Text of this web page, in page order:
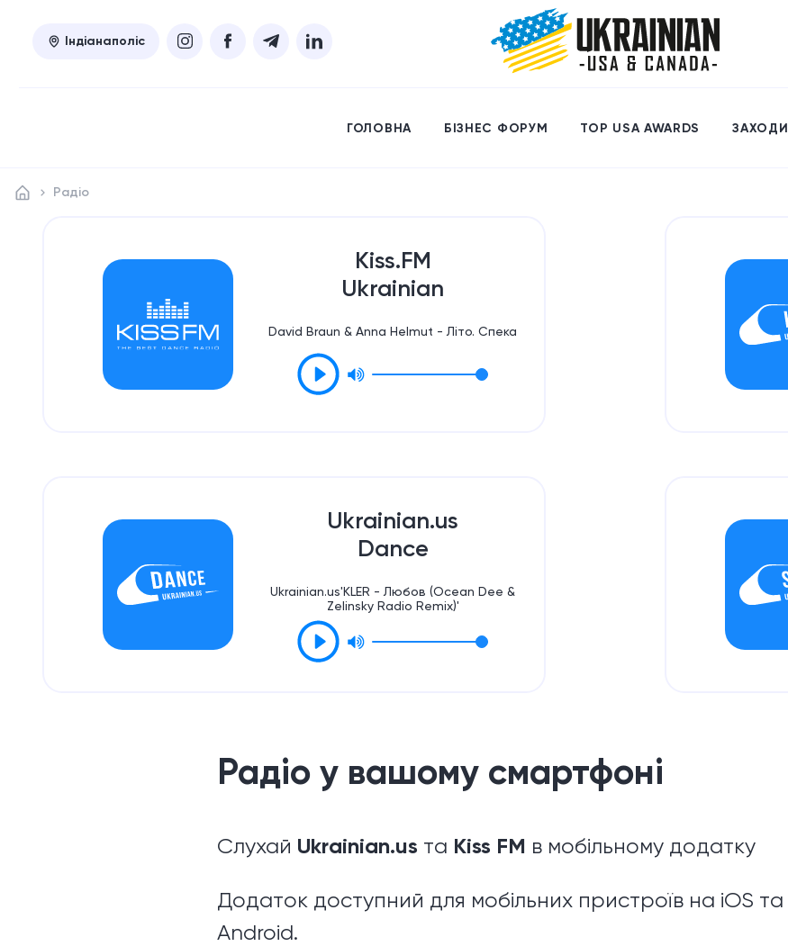
Індіанаполіс
ГОЛОВНА БІЗНЕС ФОРУМ TOP USA AWARDS ЗАХОДИ
Радіо
Kiss.FM
Ukrainian
David Braun & Anna Helmut - Літо. Спека
Ukrainian.us
Dance
Ukrainian.us'KLER - Любов (Ocean Dee &
Zelinsky Radio Remix)'
Радіо у вашому смартфоні
Слухай Ukrainian.us та Kiss FM в мобільному додатку
Додаток доступний для мобільних пристроїв на iOS та
Android.